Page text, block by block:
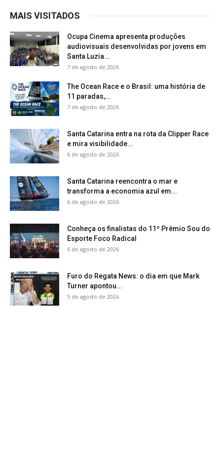
MAIS VISITADOS
Ocupa Cinema apresenta produções
audiovisuais desenvolvidas por jovens em
Santa Luzia...
7 de agosto de 2026
The Ocean Race e o Brasil: uma história de
11 paradas,...
7 de agosto de 2026
Santa Catarina entra na rota da Clipper Race
e mira visibilidade...
6 de agosto de 2026
Santa Catarina reencontra o mar e
transforma a economia azul em...
6 de agosto de 2026
Conheça os finalistas do 11º Prêmio Sou do
Esporte Foco Radical
6 de agosto de 2026
Furo do Regata News: o dia em que Mark
Turner apontou...
5 de agosto de 2026